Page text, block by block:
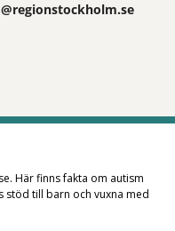
Här finns fakta om autism
stöd till barn och vuxna med